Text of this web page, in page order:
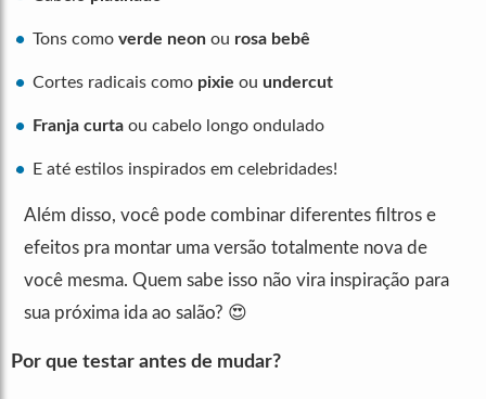
Tons como verde neon ou rosa bebê
Cortes radicais como pixie ou undercut
Franja curta ou cabelo longo ondulado
E até estilos inspirados em celebridades!
Além disso, você pode combinar diferentes filtros e
efeitos pra montar uma versão totalmente nova de
você mesma. Quem sabe isso não vira inspiração para
sua próxima ida ao salão? 😍
Por que testar antes de mudar?